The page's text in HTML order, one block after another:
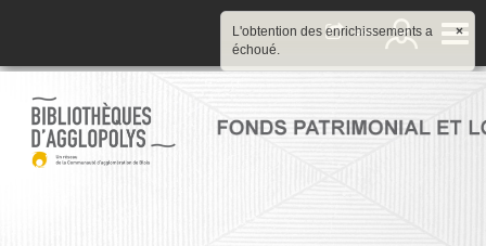
×
L'obtention des enrichissements a
échoué.